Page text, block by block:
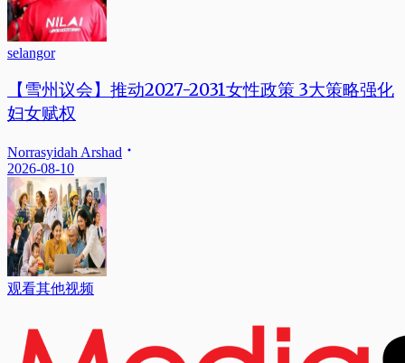
selangor
【雪州议会】推动2027-2031女性政策 3大策略强化
妇女赋权
Norrasyidah Arshad
2026-08-10
观看其他视频